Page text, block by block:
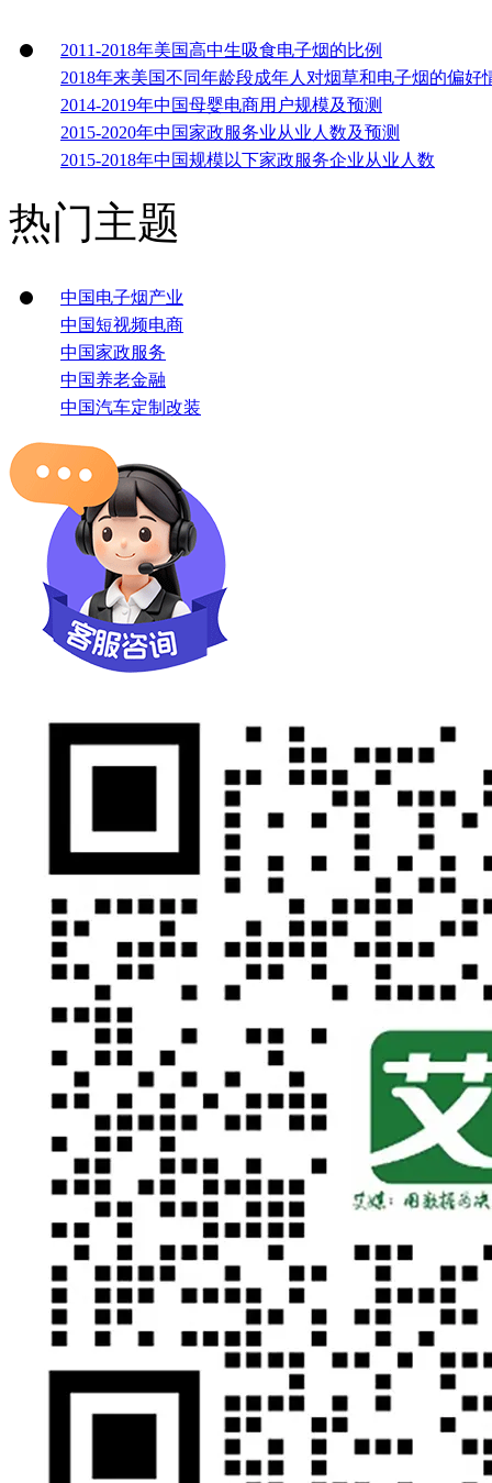
2011-2018年美国高中生吸食电子烟的比例
2018年来美国不同年龄段成年人对烟草和电子烟的偏好
2014-2019年中国母婴电商用户规模及预测
2015-2020年中国家政服务业从业人数及预测
2015-2018年中国规模以下家政服务企业从业人数
热门主题
中国电子烟产业
中国短视频电商
中国家政服务
中国养老金融
中国汽车定制改装